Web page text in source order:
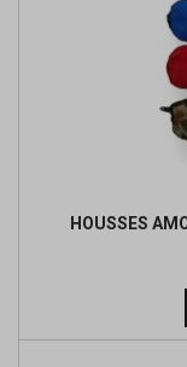
HOUSSES